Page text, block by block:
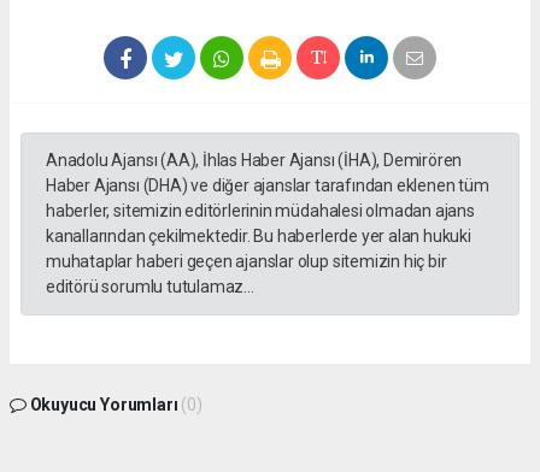
Anadolu Ajansı (AA), İhlas Haber Ajansı (İHA), Demirören
Haber Ajansı (DHA) ve diğer ajanslar tarafından eklenen tüm
haberler, sitemizin editörlerinin müdahalesi olmadan ajans
kanallarından çekilmektedir. Bu haberlerde yer alan hukuki
muhataplar haberi geçen ajanslar olup sitemizin hiç bir
editörü sorumlu tutulamaz...
Okuyucu Yorumları (0)